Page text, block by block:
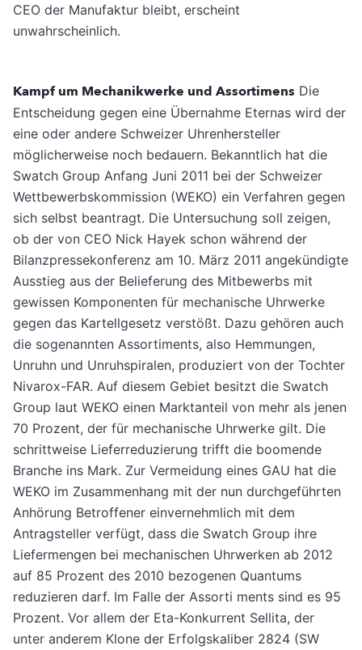
CEO der Manufaktur bleibt, erscheint
unwahrscheinlich.
Kampf um Mechanikwerke und Assortimens Die
Entscheidung gegen eine Übernahme Eternas wird der
eine oder andere Schweizer Uhrenhersteller
möglicherweise noch bedauern. Bekanntlich hat die
Swatch Group Anfang Juni 2011 bei der Schweizer
Wettbewerbskommission (WEKO) ein Verfahren gegen
sich selbst beantragt. Die Untersuchung soll zeigen,
ob der von CEO Nick Hayek schon während der
Bilanzpressekonferenz am 10. März 2011 angekündigte
Ausstieg aus der Belieferung des Mitbewerbs mit
gewissen Komponenten für mechanische Uhrwerke
gegen das Kartellgesetz verstößt. Dazu gehören auch
die sogenannten Assortiments, also Hemmungen,
Unruhn und Unruhspiralen, produziert von der Tochter
Nivarox-FAR. Auf diesem Gebiet besitzt die Swatch
Group laut WEKO einen Marktanteil von mehr als jenen
70 Prozent, der für mechanische Uhrwerke gilt. Die
schrittweise Lieferreduzierung trifft die boomende
Branche ins Mark. Zur Vermeidung eines GAU hat die
WEKO im Zusammenhang mit der nun durchgeführten
Anhörung Betroffener einvernehmlich mit dem
Antragsteller verfügt, dass die Swatch Group ihre
Liefermengen bei mechanischen Uhrwerken ab 2012
auf 85 Prozent des 2010 bezogenen Quantums
reduzieren darf. Im Falle der Assorti ments sind es 95
Prozent. Vor allem der Eta-Konkurrent Sellita, der
unter anderem Klone der Erfolgskaliber 2824 (SW